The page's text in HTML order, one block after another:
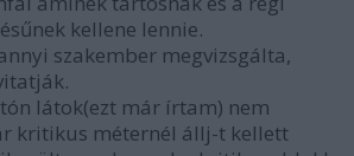
kellene lennie.
szakember megvizsgálta,
látok(ezt már írtam) nem
kritikus méternél állj-t kellett